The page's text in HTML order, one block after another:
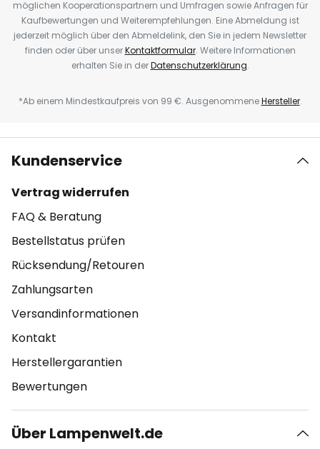
möglichen Kooperationspartnern und Umfragen sowie Anfragen für
Kaufbewertungen und Weiterempfehlungen. Eine Abmeldung ist
jederzeit möglich über den Abmeldelink, den Sie in jedem Newsletter
finden oder über unserKontaktformular. Weitere Informationen
erhalten Sie in derDatenschutzerklärung.
*Ab einem Mindestkaufpreis von 99 €. AusgenommeneHersteller.
Kundenservice
Vertrag widerrufen
FAQ & Beratung
Bestellstatus prüfen
Rücksendung/Retouren
Zahlungsarten
Versandinformationen
Kontakt
Herstellergarantien
Bewertungen
Über Lampenwelt.de